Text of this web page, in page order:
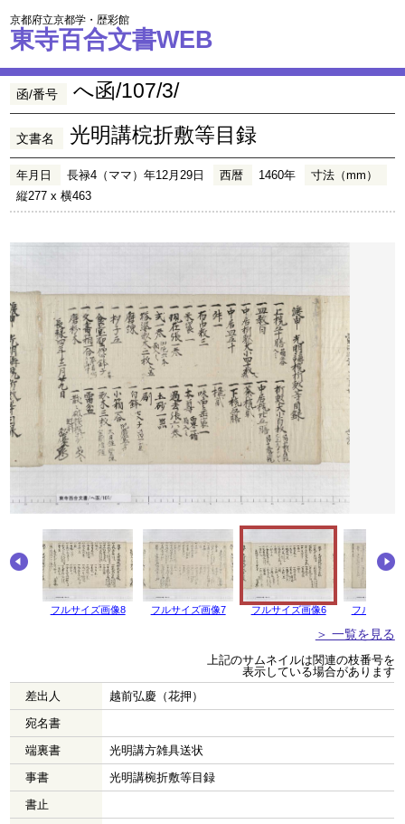
京都府立京都学・歴彩館
東寺百合文書WEB
函/番号 へ函/107/3/
文書名 光明講梡折敷等目録
年月日 長禄4（ママ）年12月29日 西暦 1460年
寸法（mm）
縦277 x 横463
フルサイズ画像8 フルサイズ画像7 フルサイズ画像6 フルサイズ
＞ 一覧を見る
上記のサムネイルは関連の枝番号を
表示している場合があります
差出人
越前弘慶（花押）
宛名書
端裏書
光明講方雑具送状
事書
光明講椀折敷等目録
書止